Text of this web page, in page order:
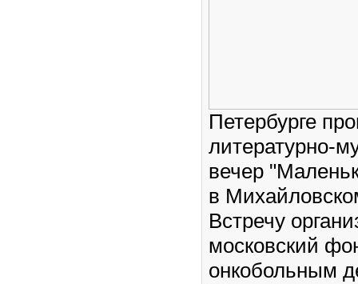
Петербурге
литературно-
вечер
в
Встречу
московский
онкобольным